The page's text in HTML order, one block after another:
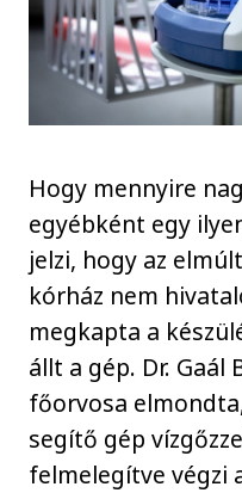
Hogy mennyire
egyébként egy
jelzi, hogy az
kórház nem
megkapta a
állt a gép. Dr. Gaál
főorvosa
segítő gép
felmelegítve végzi